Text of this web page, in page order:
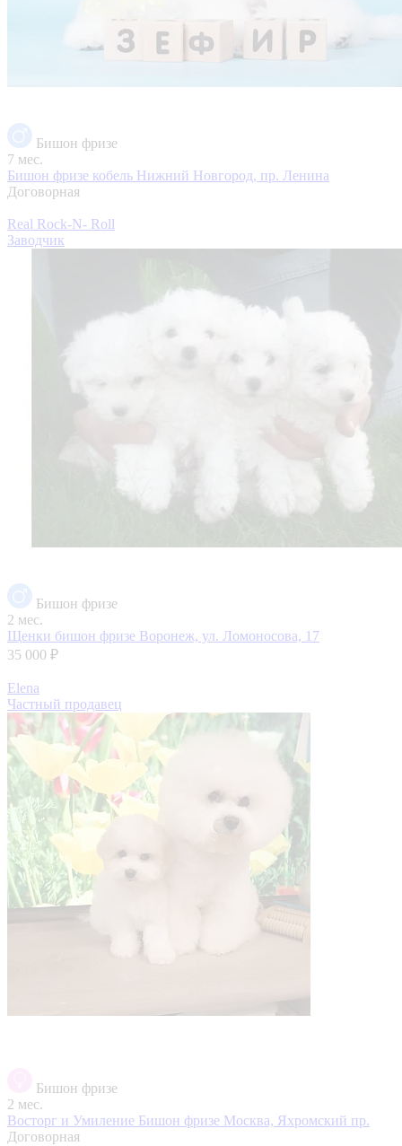
Бишон фризе
7 мес.
Бишон фризе кобель Нижний Новгород, пр. Ленина
Договорная
Real Rock-N- Roll
Заводчик
Бишон фризе
2 мес.
Щенки бишон фризе Воронеж, ул. Ломоносова, 17
35 000 ₽
Elena
Частный продавец
Бишон фризе
2 мес.
Восторг и Умиление Бишон фризе Москва, Яхромский пр.
Договорная